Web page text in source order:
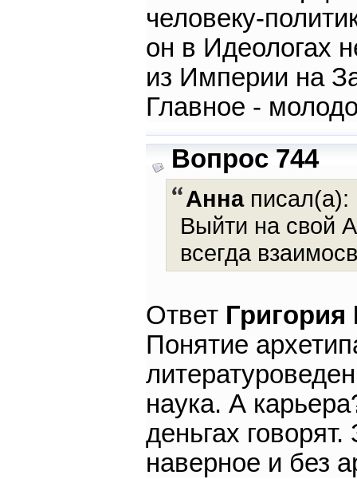
человеку-
он в Идеологах
из Империи на
Главное -
Вопрос 744
Аннаписал(а):
Выйти на свой
всегда
Ответ
Понятие
наука. А
деньгах
наверное и без